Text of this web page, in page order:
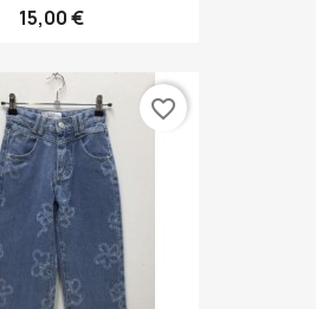
15,00 €
favorite_border